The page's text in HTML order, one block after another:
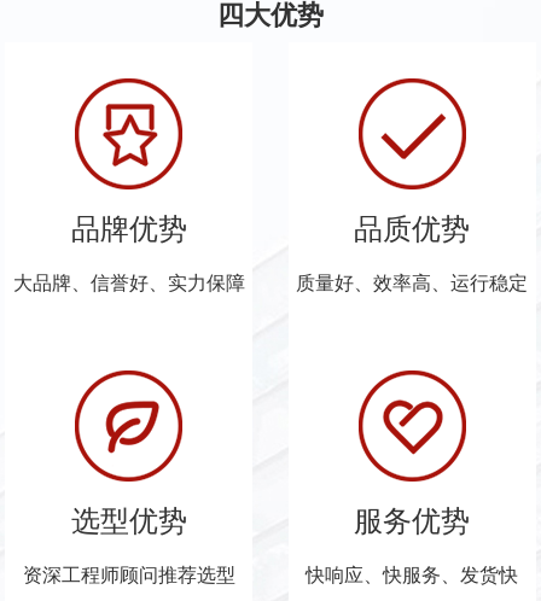
四大优势
品牌优势
大品牌、信誉好、实力保障
品质优势
质量好、效率高、运行稳定
选型优势
资深工程师顾问推荐选型
服务优势
快响应、快服务、发货快